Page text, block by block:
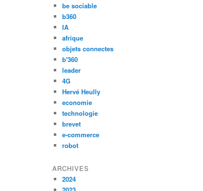
be sociable
b360
IA
afrique
objets connectes
b'360
leader
4G
Hervé Heully
economie
technologie
brevet
e-commerce
robot
ARCHIVES
2024